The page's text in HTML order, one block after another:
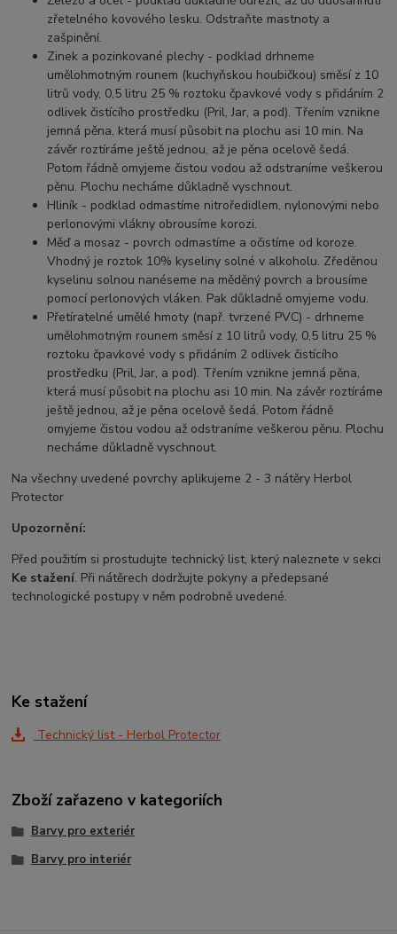
zřetelného kovového lesku. Odstraňte mastnoty a
zašpinění.
Zinek a pozinkované plechy - podklad drhneme
umělohmotným rounem (kuchyňskou houbičkou) směsí z 10
litrů vody, 0,5 litru 25 % roztoku čpavkové vody s přidáním 2
odlivek čistícího prostředku (Pril, Jar, a pod). Třením vznikne
jemná pěna, která musí působit na plochu asi 10 min. Na
závěr roztíráme ještě jednou, až je pěna ocelově šedá.
Potom řádně omyjeme čistou vodou až odstraníme veškerou
pěnu. Plochu necháme důkladně vyschnout.
Hliník - podklad odmastíme nitroředidlem, nylonovými nebo
perlonovými vlákny obrousíme korozi.
Měď a mosaz - povrch odmastíme a očistíme od koroze.
Vhodný je roztok 10% kyseliny solné v alkoholu. Zředěnou
kyselinu solnou nanéseme na měděný povrch a brousíme
pomocí perlonových vláken. Pak důkladně omyjeme vodu.
Přetíratelné umělé hmoty (např. tvrzené PVC) - drhneme
umělohmotným rounem směsí z 10 litrů vody, 0,5 litru 25 %
roztoku čpavkové vody s přidáním 2 odlivek čistícího
prostředku (Pril, Jar, a pod). Třením vznikne jemná pěna,
která musí působit na plochu asi 10 min. Na závěr roztíráme
ještě jednou, až je pěna ocelově šedá. Potom řádně
omyjeme čistou vodou až odstraníme veškerou pěnu. Plochu
necháme důkladně vyschnout.
Na všechny uvedené povrchy aplikujeme 2 - 3 nátěry Herbol
Protector
Upozornění:
Před použitím si prostudujte technický list, který naleznete v sekci
Ke stažení. Při nátěrech dodržujte pokyny a předepsané
technologické postupy v něm podrobně uvedené.
Ke stažení
Technický list - Herbol Protector
Zboží zařazeno v kategoriích
Barvy pro exteriér
Barvy pro interiér